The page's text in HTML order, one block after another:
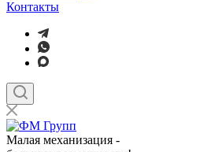
Контакты
Малая механизация -